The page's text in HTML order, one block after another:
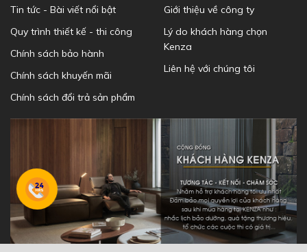
Tin tức - Bài viết nổi bật
Quy trình thiết kế - thi công
Chính sách bảo hành
Chính sách khuyến mãi
Chính sách đổi trả sản phẩm
Giới thiệu về công ty
Lý do khách hàng chọn
Kenza
Liên hệ với chúng tôi